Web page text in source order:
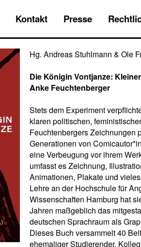
Kontakt Presse
Hg. Andreas Stuhlmann & Ole
Die Königin Vontjanze:
Anke Feuchtenberger
Stets dem Experiment
klaren politischen,
Feuchtenbergers Zeichnungen
Generationen von
eine Verbeugung vor ihrem
umfasst es Zeichnung,
Animationen, Plakate und
Lehre an der Hochschule für
Wissenschaften Hamburg hat
Jahren maßgeblich das
deutschen Sprachraum als
Dieses Buch versammelt 40
ehemaliger Studierender,